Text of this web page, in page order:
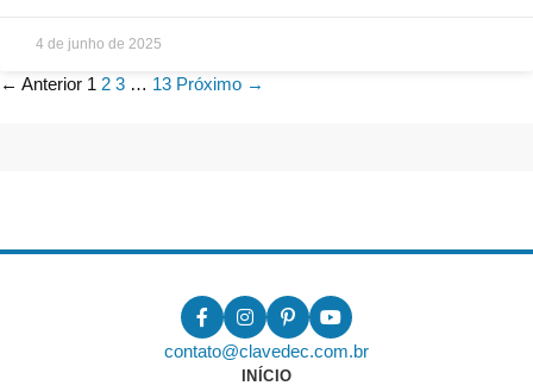
4 de junho de 2025
← Anterior 1 2 3 … 13 Próximo →
contato@clavedec.com.br
INÍCIO